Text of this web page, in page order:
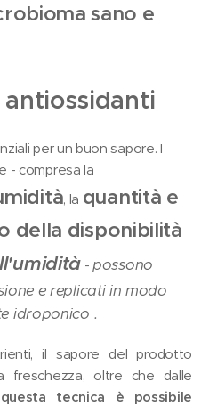
sano e
per un buon sapore. I
- compresa la
, la quantità e
della disponibilità
-possono
e replicati in modo
idroponico .
il sapore del prodotto
freschezza, oltre che dalle
tecnica è possibile